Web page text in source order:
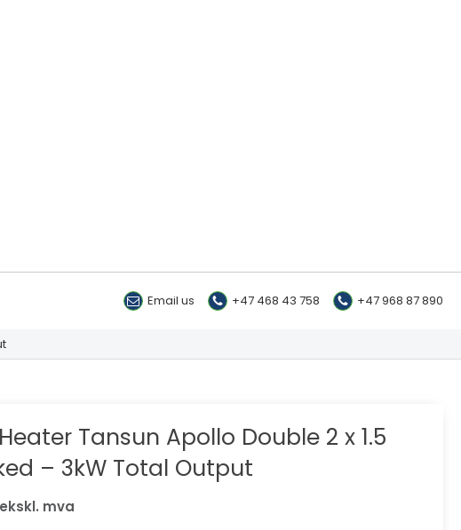
Email us +47 468 43 758 +47 968 87 890
Tansun Apollo Double 2 x 1.5
– 3kW Total Output
ekskl. mva